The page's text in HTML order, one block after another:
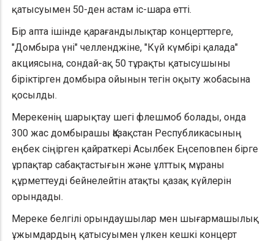
қатысуымен 50-ден астам іс-шара өтті.
Бір апта ішінде қарағандылықтар концерттерге,
"Домбыра үні" челленджіне, "Күй күмбірі қалада"
акциясына, сондай-ақ 50 тұрақты қатысушыны
біріктірген домбыра ойынын тегін оқыту жобасына
қосылды.
Мерекенің шарықтау шегі флешмоб болады, онда
300 жас домбырашы Қазақстан Республикасының
еңбек сіңірген қайраткері Асылбек Еңсеповпен бірге
ұрпақтар сабақтастығын және ұлттық мұраны
құрметтеуді бейнелейтін атақты қазақ күйлерін
орындады.
Мереке белгілі орындаушылар мен шығармашылық
ұжымдардың қатысуымен үлкен кешкі концерт